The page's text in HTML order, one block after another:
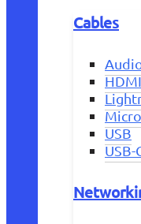
Cables
HDMI
USB
USB-